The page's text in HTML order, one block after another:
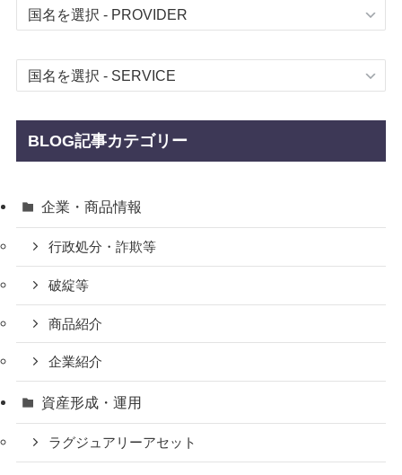
BLOG記事カテゴリー
企業・商品情報
行政処分・詐欺等
破綻等
商品紹介
企業紹介
資産形成・運用
ラグジュアリーアセット